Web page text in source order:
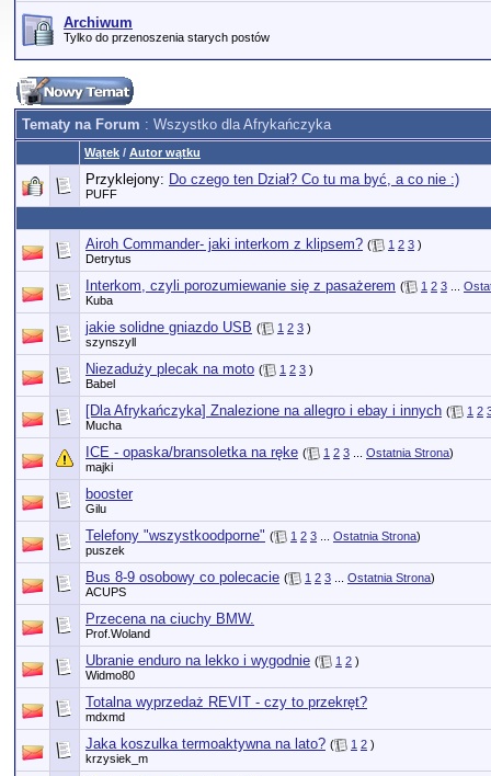
Archiwum
Tylko do przenoszenia starych postów
Tematy na Forum : Wszystko dla Afrykańczyka
Wątek / Autor wątku
Przyklejony: Do czego ten Dział? Co tu ma być, a co nie :)
PUFF
Airoh Commander- jaki interkom z klipsem? ( 1 2 3 )
Detrytus
Interkom, czyli porozumiewanie się z pasażerem ( 1 2 3
Kuba
jakie solidne gniazdo USB ( 1 2 3 )
szynszyll
Niezaduży plecak na moto ( 1 2 3 )
Babel
[Dla Afrykańczyka] Znalezione na allegro i ebay i innych ( 1 2
Mucha
ICE - opaska/bransoletka na ręke ( 1 2 3 Ostatnia Strona)
majki
booster
Gilu
Telefony "wszystkoodporne" ( 1 2 3 Ostatnia Strona)
puszek
Bus 8-9 osobowy co polecacie ( 1 2 3 Ostatnia Strona)
ACUPS
Przecena na ciuchy BMW.
Prof.Woland
Ubranie enduro na lekko i wygodnie ( 1 2 )
Widmo80
Totalna wyprzedaż REVIT - czy to przekręt?
mdxmd
Jaka koszulka termoaktywna na lato? ( 1 2 )
krzysiek_m